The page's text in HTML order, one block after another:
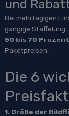
und
Bei mehrtägigen
gängige Staffelung:
50 bis 70
Paketpreisen.
Die 6
1. Größe der